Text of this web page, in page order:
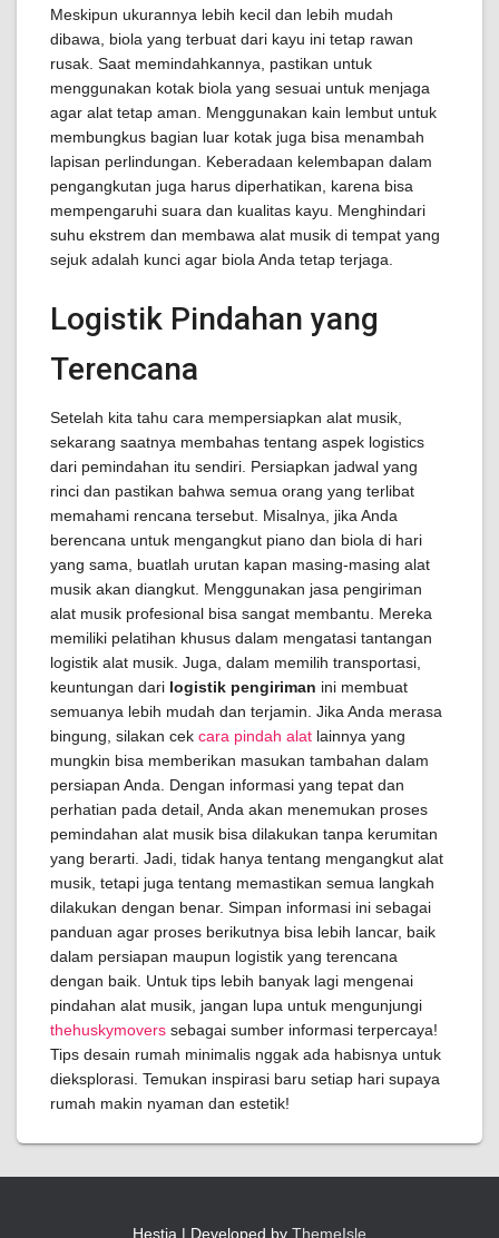
Meskipun ukurannya lebih kecil dan lebih mudah
dibawa, biola yang terbuat dari kayu ini tetap rawan
rusak. Saat memindahkannya, pastikan untuk
menggunakan kotak biola yang sesuai untuk menjaga
agar alat tetap aman. Menggunakan kain lembut untuk
membungkus bagian luar kotak juga bisa menambah
lapisan perlindungan. Keberadaan kelembapan dalam
pengangkutan juga harus diperhatikan, karena bisa
mempengaruhi suara dan kualitas kayu. Menghindari
suhu ekstrem dan membawa alat musik di tempat yang
sejuk adalah kunci agar biola Anda tetap terjaga.
Logistik Pindahan yang
Terencana
Setelah kita tahu cara mempersiapkan alat musik,
sekarang saatnya membahas tentang aspek logistics
dari pemindahan itu sendiri. Persiapkan jadwal yang
rinci dan pastikan bahwa semua orang yang terlibat
memahami rencana tersebut. Misalnya, jika Anda
berencana untuk mengangkut piano dan biola di hari
yang sama, buatlah urutan kapan masing-masing alat
musik akan diangkut. Menggunakan jasa pengiriman
alat musik profesional bisa sangat membantu. Mereka
memiliki pelatihan khusus dalam mengatasi tantangan
logistik alat musik. Juga, dalam memilih transportasi,
keuntungan dari logistik pengiriman ini membuat
semuanya lebih mudah dan terjamin. Jika Anda merasa
bingung, silakan cek cara pindah alat lainnya yang
mungkin bisa memberikan masukan tambahan dalam
persiapan Anda. Dengan informasi yang tepat dan
perhatian pada detail, Anda akan menemukan proses
pemindahan alat musik bisa dilakukan tanpa kerumitan
yang berarti. Jadi, tidak hanya tentang mengangkut alat
musik, tetapi juga tentang memastikan semua langkah
dilakukan dengan benar. Simpan informasi ini sebagai
panduan agar proses berikutnya bisa lebih lancar, baik
dalam persiapan maupun logistik yang terencana
dengan baik. Untuk tips lebih banyak lagi mengenai
pindahan alat musik, jangan lupa untuk mengunjungi
thehuskymovers sebagai sumber informasi terpercaya!
Tips desain rumah minimalis nggak ada habisnya untuk
dieksplorasi. Temukan inspirasi baru setiap hari supaya
rumah makin nyaman dan estetik!
Hestia | Developed by ThemeIsle